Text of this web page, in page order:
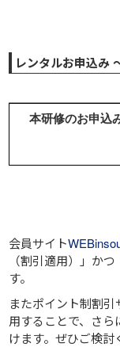
レンタルお申込み
会員サイト
（割引適用）」 かつ
す。
またポイント制割
用することで、さ
けます。ぜひご検討